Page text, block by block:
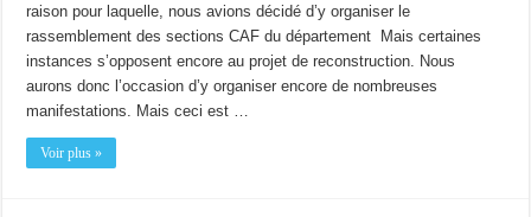
raison pour laquelle, nous avions décidé d’y organiser le
rassemblement des sections CAF du département Mais certaines
instances s’opposent encore au projet de reconstruction. Nous
aurons donc l’occasion d’y organiser encore de nombreuses
manifestations. Mais ceci est …
Voir plus »